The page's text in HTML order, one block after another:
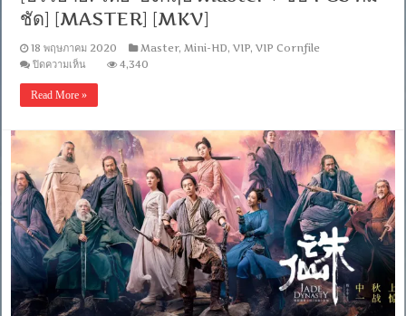
ชัด] [MASTER] [MKV]
18 พฤษภาคม 2020 Master,Mini-HD,VIP,VIP Cornfile
ปิดความเห็นบน
1080P]
Dynasty
(2019)
กระบี่
เทพ
สังหาร
[เสียง
จีน
DTS
+
พากย์
ไทย
5.1]
[บรรยาย:
4,340
Read More »